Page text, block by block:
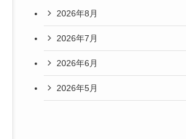
2026年8月
2026年7月
2026年6月
2026年5月